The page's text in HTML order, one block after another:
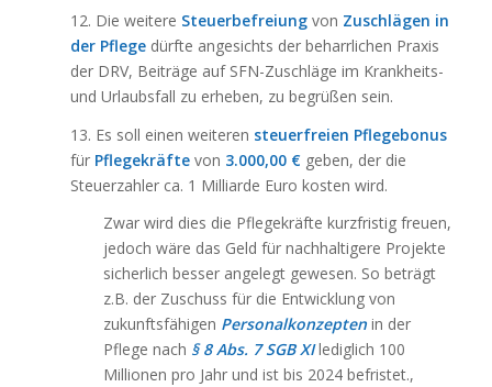
12. Die weitere Steuerbefreiungvon Zuschlägen in
der Pflegedürfte angesichts der beharrlichen Praxis
der DRV, Beiträge auf SFN-Zuschläge im Krankheits-
und Urlaubsfall zu erheben, zu begrüßen sein.
13. Es soll einen weiteren steuerfreien Pflegebonus
für Pflegekräftevon 3.000,00 € geben, der die
Steuerzahler ca. 1 Milliarde Euro kosten wird.
Zwar wird dies die Pflegekräfte kurzfristig freuen,
jedoch wäre das Geld für nachhaltigere Projekte
sicherlich besser angelegt gewesen. So beträgt
z.B. der Zuschuss für die Entwicklung von
zukunftsfähigen Personalkonzeptenin der
Pflege nach § 8 Abs. 7 SGB XIlediglich 100
Millionen pro Jahr und ist bis 2024 befristet.,